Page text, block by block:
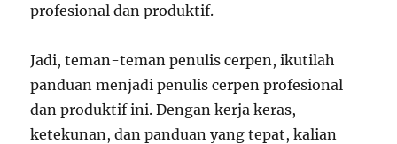
profesional dan produktif.
Jadi, teman-teman penulis cerpen, ikutilah
panduan menjadi penulis cerpen profesional
dan produktif ini. Dengan kerja keras,
ketekunan, dan panduan yang tepat, kalian